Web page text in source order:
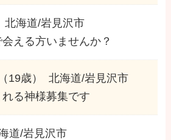
北海道/岩見沢市
える方いませんか？
（19歳）
北海道/岩見沢市
る神様募集です
道/岩見沢市